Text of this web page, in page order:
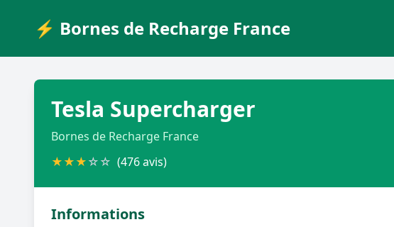
⚡ Bornes de Recharge France
Tesla Supercharger
Bornes de Recharge France
★★★☆☆ (476 avis)
Informations